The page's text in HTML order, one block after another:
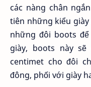
các nàng chân
tiên những kiểu
những đôi boots
giày, boots này
centimet cho đôi
đông, phối với giày